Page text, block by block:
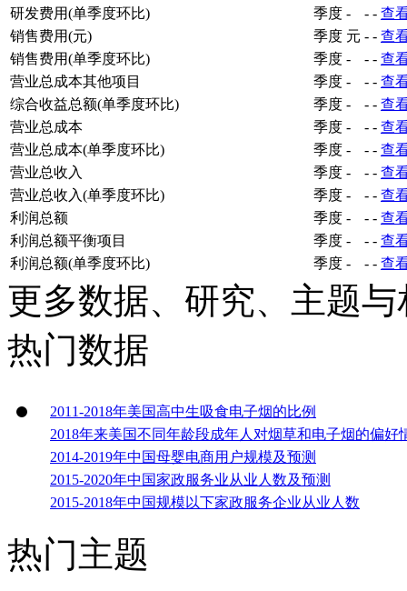
研发费用(单季度环比)
季度 - - - 查
销售费用(元)
季度 元 - - 查
销售费用(单季度环比)
季度 - - - 查
营业总成本其他项目
季度 - - - 查
综合收益总额(单季度环比)
季度 - - - 查
营业总成本
季度 - - - 查
营业总成本(单季度环比)
季度 - - - 查
营业总收入
季度 - - - 查
营业总收入(单季度环比)
季度 - - - 查
利润总额
季度 - - - 查
利润总额平衡项目
季度 - - - 查
利润总额(单季度环比)
季度 - - - 查
更多数据、研究、主题
热门数据
2011-2018年美国高中生吸食电子烟的比例
2018年来美国不同年龄段成年人对烟草和电子烟的偏好
2014-2019年中国母婴电商用户规模及预测
2015-2020年中国家政服务业从业人数及预测
2015-2018年中国规模以下家政服务企业从业人数
热门主题